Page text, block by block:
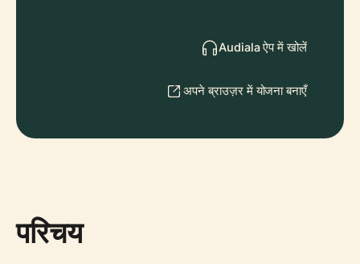
Audiala ऐप में खोलें
अपने ब्राउज़र में योजना बनाएँ
परिचय